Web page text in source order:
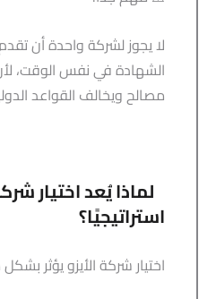
لا يجوز لشركة واحدة أن
الشهادة في نفس الوقت،
مصالح ويخالف القواعد
لماذا يُعد اختيار
استراتيجيًا؟
اختيار شركة الأيزو يؤثر